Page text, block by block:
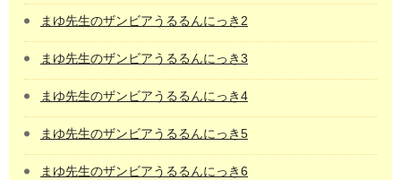
まゆ先生のザンビアうるるんにっき2
まゆ先生のザンビアうるるんにっき3
まゆ先生のザンビアうるるんにっき4
まゆ先生のザンビアうるるんにっき5
まゆ先生のザンビアうるるんにっき6